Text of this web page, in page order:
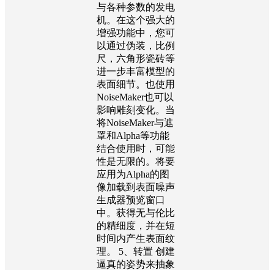
与各种参数的发电
机。在这个强大的
增强功能中，您可
以通过伪装，比例
尺，六角形瓷砖等
进一步丰富模型的
表面细节。也使用
NoiseMaker也可以
影响雕刻变化。当
将NoiseMaker与遮
罩和Alpha等功能
结合使用时，可能
性是无限的。将要
应用为Alpha的图
像加载到表面噪声
生成器预览窗口
中。获得无与伦比
的精细度，并在短
时间内产生表面纹
理。 5、转置 创建
逼真的姿势来抽象